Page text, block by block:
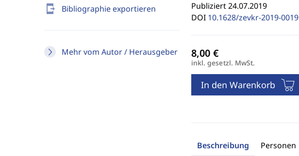
send_to_mobile Bibliographie exportieren
Mehr vom Autor / Herausgeber
Publiziert 24.07.2019
DOI 10.1628/zevkr-2019-0019
inkl. gesetzl. MwSt.
In den Warenkorb
Beschreibung Personen